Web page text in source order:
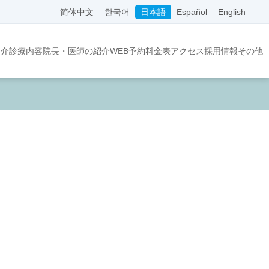
简体中文 한국어 日本語 Español English
診療内容院長・医師の紹介WEB予約料金表アクセス採用情報その他